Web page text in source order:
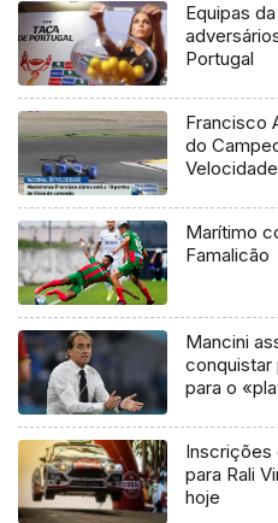
Equipas
Portugal
Francisco
do
Velocidade
Marítimo
Famalicão
Mancini
conquistar
para o
Inscrições
para Rali Vinho Madeira terminam
hoje